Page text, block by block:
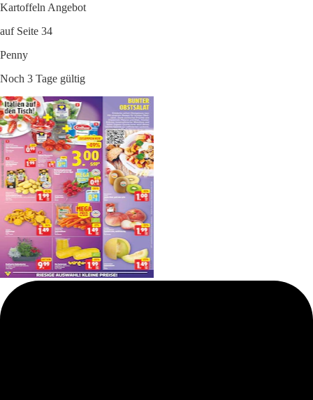
Kartoffeln Angebot
auf Seite 34
Penny
Noch 3 Tage gültig